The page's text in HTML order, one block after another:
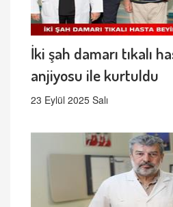
İki şah damarı tıkalı
anjiyosu ile kurtuldu
23 Eylül 2025 Salı